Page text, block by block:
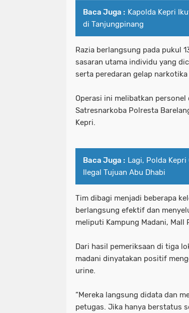
Baca Juga : Kapolda Kepri
di Tanjungpinang
Razia berlangsung pada pukul
sasaran utama individu yang
serta peredaran gelap narkotika
Operasi ini melibatkan
Satresnarkoba Polresta
Kepri.
Baca Juga : Lagi, Polda
Ilegal Tujuan Abu Dhabi
Tim dibagi menjadi beberapa
berlangsung efektif dan
meliputi Kampung Madani, Mall
Dari hasil pemeriksaan di tiga
madani dinyatakan positif
urine.
“Mereka langsung didata dan
petugas. Jika hanya berstatus